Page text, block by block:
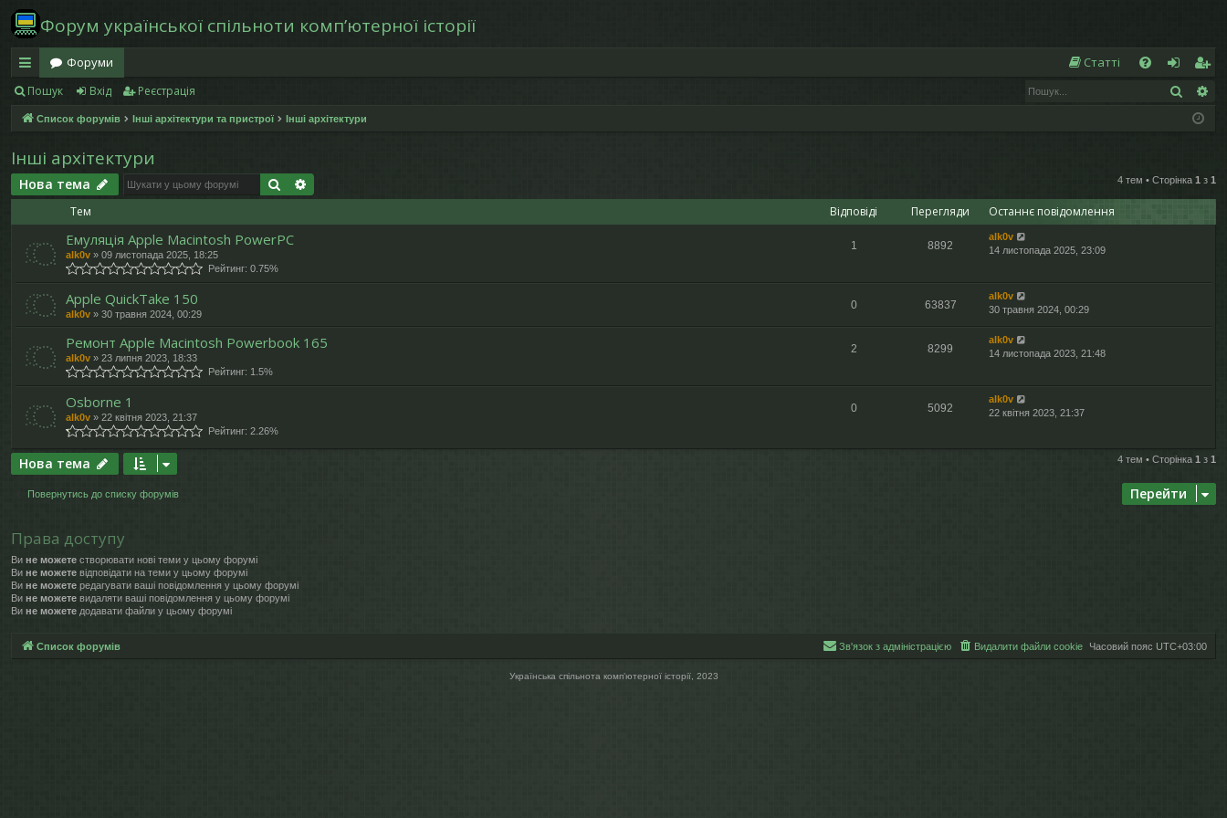
Форум української спільноти компʼютерної історії
в
и
дк
и
ту
Форуми
Статті
о
хі
еє
ст
а
Пошук Вхід Реєстрація Пошук
Список форумів Інші архітектури та пристрої Інші архітектури
Інші архітектури
Нова тема Пошук 4 тем • Сторінка 1 з 1
Тем Відповіді Перегляди Останнє повідомлення
Емуляція Apple Macintosh PowerPC
alk0v » 09 листопада 2025, 18:25
Рейтинг: 0.75%
1 8892
alk0v
14 листопада 2025, 23:09
Apple QuickTake 150
alk0v » 30 травня 2024, 00:29
0 63837
alk0v
30 травня 2024, 00:29
Ремонт Apple Macintosh Powerbook 165
alk0v » 23 липня 2023, 18:33
Рейтинг: 1.5%
2 8299
alk0v
14 листопада 2023, 21:48
Osborne 1
alk0v » 22 квітня 2023, 21:37
Рейтинг: 2.26%
0 5092
alk0v
22 квітня 2023, 21:37
Нова тема 4 тем • Сторінка 1 з 1
Повернутись до списку форумів Перейти
Права доступу
Ви не можете створювати нові теми у цьому форумі
Ви не можете відповідати на теми у цьому форумі
Ви не можете редагувати ваші повідомлення у цьому форумі
Ви не можете видаляти ваші повідомлення у цьому форумі
Ви не можете додавати файли у цьому форумі
Список форумів Часовий пояс UTC+03:00
Видалити файли cookie
Зв'язок з адміністрацією
Українська спільнота компʼютерної історії, 2023